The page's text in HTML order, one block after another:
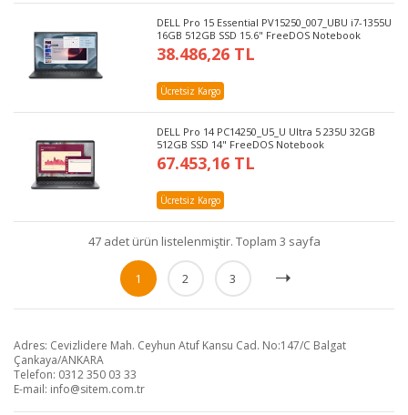
DELL Pro 15 Essential PV15250_007_UBU i7-1355U
16GB 512GB SSD 15.6" FreeDOS Notebook
38.486,26 TL
Ücretsiz Kargo
DELL Pro 14 PC14250_U5_U Ultra 5 235U 32GB
512GB SSD 14" FreeDOS Notebook
67.453,16 TL
Ücretsiz Kargo
47 adet ürün listelenmiştir. Toplam 3 sayfa
1 2 3
Adres: Cevizlidere Mah. Ceyhun Atuf Kansu Cad. No:147/C Balgat
Çankaya/ANKARA
Telefon: 0312 350 03 33
E-mail: info@sitem.com.tr